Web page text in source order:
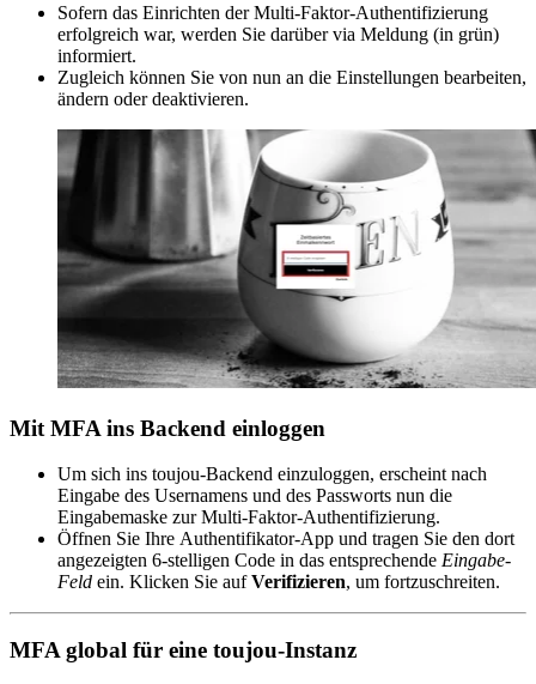
Sofern das Einrichten der Multi-Faktor-Authentifizierung
erfolgreich war, werden Sie darüber via Meldung (in grün)
informiert.
Zugleich können Sie von nun an die Einstellungen bearbeiten,
ändern oder deaktivieren.
Mit MFA ins Backend einloggen
Um sich ins toujou-Backend einzuloggen, erscheint nach
Eingabe des Usernamens und des Passworts nun die
Eingabemaske zur Multi-Faktor-Authentifizierung.
Öffnen Sie Ihre Authentifikator-App und tragen Sie den dort
angezeigten 6-stelligen Code in das entsprechende Eingabe-
Feld ein. Klicken Sie aufVerifizieren, um fortzuschreiten.
MFA global für eine toujou-Instanz